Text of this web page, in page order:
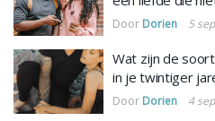
Door Dorien 5
Wat zijn de
in je twintiger
Door Dorien 4